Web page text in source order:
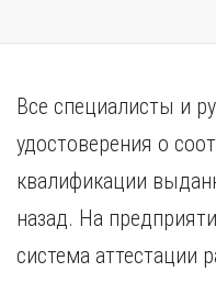
Все специалисты и
удостоверения о
квалификации
назад. На
система аттестации